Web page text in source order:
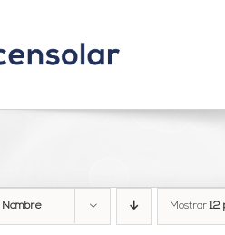
Nombre Mostrar12